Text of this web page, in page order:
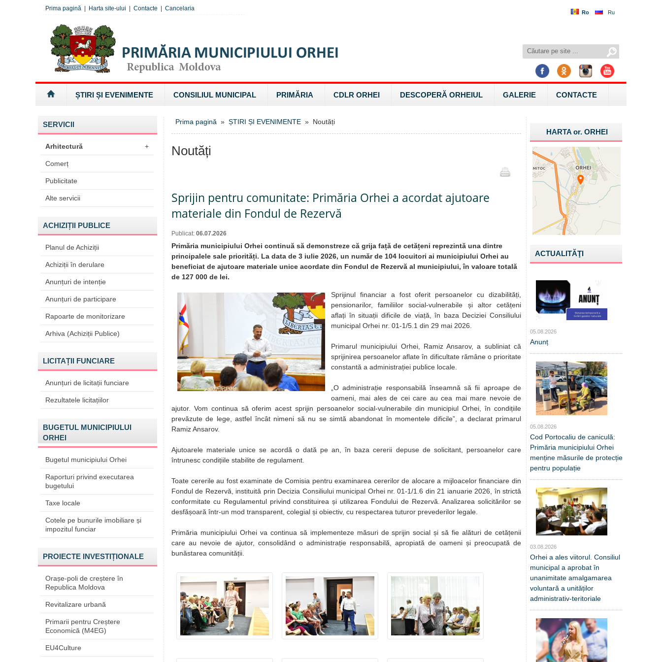
Ro Ru
Prima pagină Harta site-ului Contacte Cancelaria
ȘTIRI ȘI EVENIMENTE CONSILIUL MUNICIPAL PRIMĂRIA CDLR ORHEI DESCOPERĂ ORHEIUL GALERIE CONTACTE
SERVICII
Arhitectură +
Comerț
Publicitate
Alte servicii
ACHIZIȚII PUBLICE
Planul de Achiziții
Achiziții în derulare
Anunțuri de intenție
Anunțuri de participare
Rapoarte de monitorizare
Arhiva (Achiziții Publice)
LICITAȚII FUNCIARE
Anunțuri de licitații funciare
Rezultatele licitațiilor
BUGETUL MUNICIPIULUI
ORHEI
Bugetul municipiului Orhei
Raporturi privind executarea
bugetului
Taxe locale
Cotele pe bunurile imobiliare și
impozitul funciar
PROIECTE INVESTIȚIONALE
Orașe-poli de creștere în
Republica Moldova
Revitalizare urbană
Primarii pentru Creștere
Economică (M4EG)
EU4Culture
Prima pagină » ȘTIRI ȘI EVENIMENTE » Noutăți
Noutăți
Sprijin pentru comunitate: Primăria Orhei a acordat ajutoare
materiale din Fondul de Rezervă
Publicat: 06.07.2026
Primăria municipiului Orhei continuă să demonstreze că grija față de cetățeni reprezintă una dintre
principalele sale priorități. La data de 3 iulie 2026, un număr de 104 locuitori ai municipiului Orhei au
beneficiat de ajutoare materiale unice acordate din Fondul de Rezervă al municipiului, în valoare totală
de 127 000 de lei.
Sprijinul financiar a fost oferit persoanelor cu dizabilități,
pensionarilor, familiilor social-vulnerabile și altor cetățeni
aflați în situații dificile de viață, în baza Deciziei Consiliului
municipal Orhei nr. 01-1/5.1 din 29 mai 2026.
Primarul municipiului Orhei, Ramiz Ansarov, a subliniat că
sprijinirea persoanelor aflate în dificultate rămâne o prioritate
constantă a administrației publice locale.
„O administrație responsabilă înseamnă să fii aproape de
oameni, mai ales de cei care au cea mai mare nevoie de
ajutor. Vom continua să oferim acest sprijin persoanelor social-vulnerabile din municipiul Orhei, în condițiile
prevăzute de lege, astfel încât nimeni să nu se simtă abandonat în momentele dificile”, a declarat primarul
Ramiz Ansarov.
Ajutoarele materiale unice se acordă o dată pe an, în baza cererii depuse de solicitant, persoanelor care
întrunesc condițiile stabilite de regulament.
Toate cererile au fost examinate de Comisia pentru examinarea cererilor de alocare a mijloacelor financiare din
Fondul de Rezervă, instituită prin Decizia Consiliului municipal Orhei nr. 01-1/1.6 din 21 ianuarie 2026, în strictă
conformitate cu Regulamentul privind constituirea și utilizarea Fondului de Rezervă. Analizarea solicitărilor se
desfășoară într-un mod transparent, colegial și obiectiv, cu respectarea tuturor prevederilor legale.
Primăria municipiului Orhei va continua să implementeze măsuri de sprijin social și să fie alături de cetățenii
care au nevoie de ajutor, consolidând o administrație responsabilă, apropiată de oameni și preocupată de
bunăstarea comunității.
HARTA or.ORHEI
ACTUALITĂŢI
05.08.2026
Anunț
05.08.2026
Cod Portocaliu de caniculă:
Primăria municipiului Orhei
menține măsurile de protecție
pentru populație
03.08.2026
Orhei a ales viitorul. Consiliul
municipal a aprobat în
unanimitate amalgamarea
voluntară a unităților
administrativ-teritoriale